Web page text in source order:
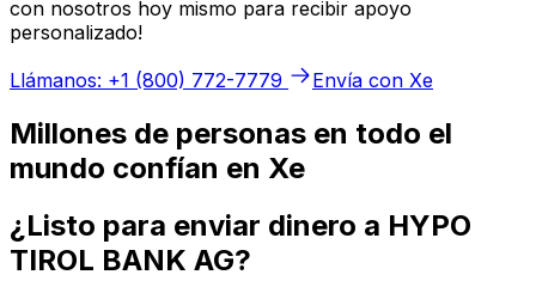
con nosotros hoy mismo para recibir apoyo
personalizado!
Llámanos: +1 (800) 772-7779
Envía con Xe
Millones de personas en todo el
mundo confían en Xe
¿Listo para enviar dinero a HYPO
TIROL BANK AG?